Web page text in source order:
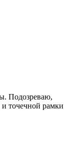
Подозреваю,
точечной рамки